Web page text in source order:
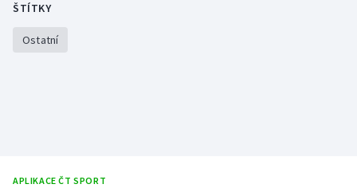
ŠTÍTKY
Ostatní
APLIKACE ČT SPORT